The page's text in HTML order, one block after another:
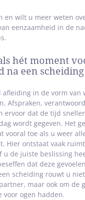
en wilt u meer weten
eenzaamheid in de
hét moment
na een scheiding
afleiding in de vorm van
Afspraken,
ervoor dat de tijd
wordt gegeven. Het
vooral toe als u weer
Hier ontstaat vaak
u de juiste beslissing
dat deze
scheiding rouwt u
maar ook om de
voor ogen hadden.